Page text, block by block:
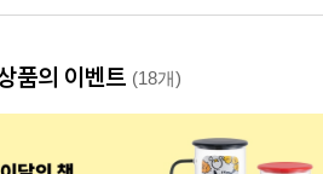
품의 이벤트 (18개)